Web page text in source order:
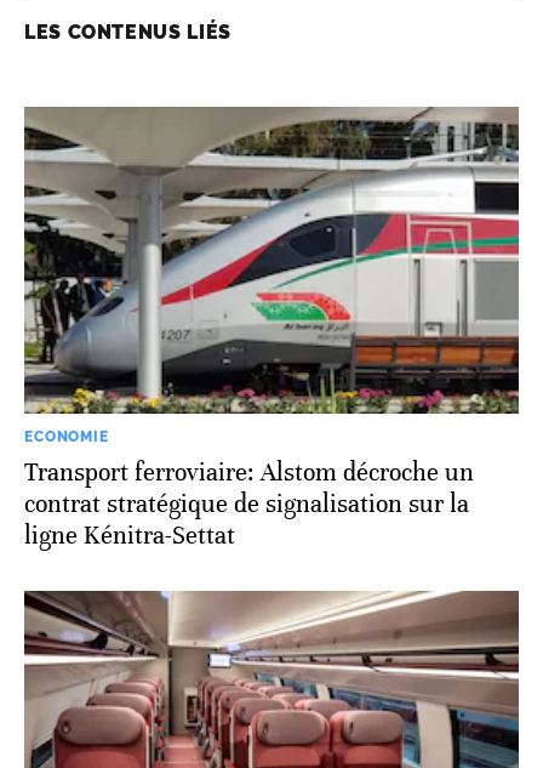
LES CONTENUS LIÉS
ECONOMIE
Transport ferroviaire: Alstom décroche un
contrat stratégique de signalisation sur la
ligne Kénitra-Settat